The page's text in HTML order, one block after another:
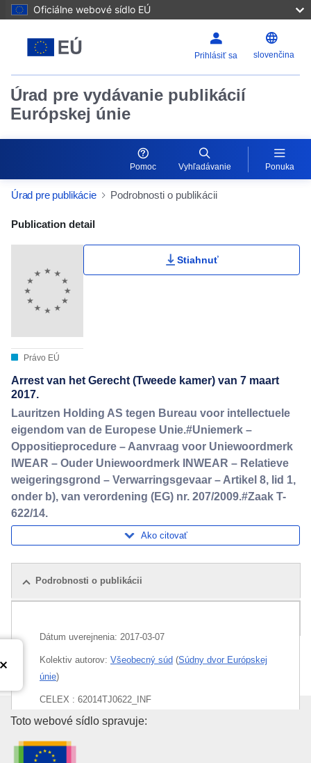
Oficiálne webové sídlo EÚ
Prihlásiť sa slovenčina
Úrad pre vydávanie publikácií
Európskej únie
Pomoc Vyhľadávanie Ponuka
Úrad pre publikácie Podrobnosti o publikácii
Publication Detail Actions Portlet
Publication detail
Právo EÚ
Stiahnuť
Arrest van het Gerecht (Tweede kamer) van 7 maart
2017.
Lauritzen Holding AS tegen Bureau voor intellectuele
eigendom van de Europese Unie.#Uniemerk –
Oppositieprocedure – Aanvraag voor Uniewoordmerk
IWEAR – Ouder Uniewoordmerk INWEAR – Relatieve
weigeringsgrond – Verwarringsgevaar – Artikel 8, lid 1,
onder b), van verordening (EG) nr. 207/2009.#Zaak T-
622/14.
Ako citovať
Podrobnosti o publikácii
Dátum uverejnenia: 2017-03-07
Kolektiv autorov: Všeobecný súd (Súdny dvor Európskej
únie)
CELEX : 62014TJ0622_INF
Released on EU publications website:
Úrad pre vydávanie publikácií
Toto webové sídlo spravuje: